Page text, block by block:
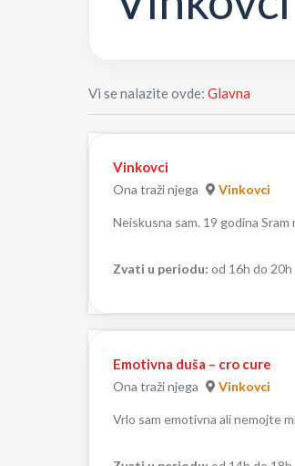
Vi se nalazite ovde: Glavna
Vinkovci
Ona traži njega Vinkovci
Neiskusna sam. 19 godina Sram
Zvati u periodu: od 16h do 20h
Emotivna duša – cro cure
Ona traži njega Vinkovci
Vrlo sam emotivna ali nemojte